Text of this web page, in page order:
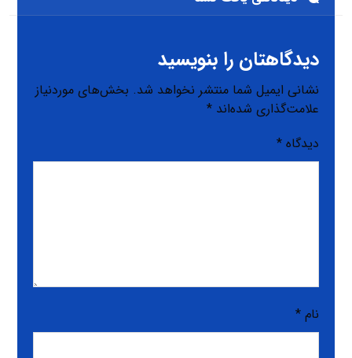
دیدگاهتان را بنویسید
نشانی ایمیل شما منتشر نخواهد شد. بخش‌های موردنیاز
علامت‌گذاری شده‌اند*
دیدگاه*
نام*